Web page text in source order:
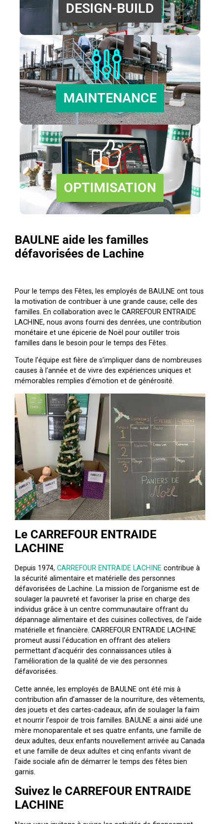
DESIGN-BUILD
MAINTENANCE
OPTIMISATION
BAULNE aide les familles
défavorisées de Lachine
Pour le temps des Fêtes, les employés de BAULNE ont tous
la motivation de contribuer à une grande cause; celle des
familles. En collaboration avec le CARREFOUR ENTRAIDE
LACHINE, nous avons fourni des denrées, une contribution
monétaire et une épicerie de Noël pour outiller trois
familles dans le besoin pour le temps des Fêtes.
Toute l’équipe est fière de s’impliquer dans de nombreuses
causes à l’année et de vivre des expériences uniques et
mémorables remplies d’émotion et de générosité.
Le CARREFOUR ENTRAIDE
LACHINE
Depuis 1974, CARREFOUR ENTRAIDE LACHINE contribue à
la sécurité alimentaire et matérielle des personnes
défavorisées de Lachine. La mission de l’organisme est de
soulager la pauvreté et favoriser la prise en charge des
individus grâce à un centre communautaire offrant du
dépannage alimentaire et des cuisines collectives, de l’aide
matérielle et financière. CARREFOUR ENTRAIDE LACHINE
promeut aussi l’éducation en offrant des ateliers
permettant d’acquérir des connaissances utiles à
l’amélioration de la qualité de vie des personnes
défavorisées.
Cette année, les employés de BAULNE ont été mis à
contribution afin d’amasser de la nourriture, des vêtements,
des jouets et des cartes-cadeaux, afin de soulager la faim
et nourrir l’espoir de trois familles. BAULNE a ainsi aidé une
mère monoparentale et ses quatre enfants, une famille de
deux adultes, deux enfants nouvellement arrivée au Canada
et une famille de deux adultes et cinq enfants vivant de
l’aide sociale afin de démarrer le temps des fêtes bien
garnis.
Suivez le CARREFOUR ENTRAIDE
LACHINE